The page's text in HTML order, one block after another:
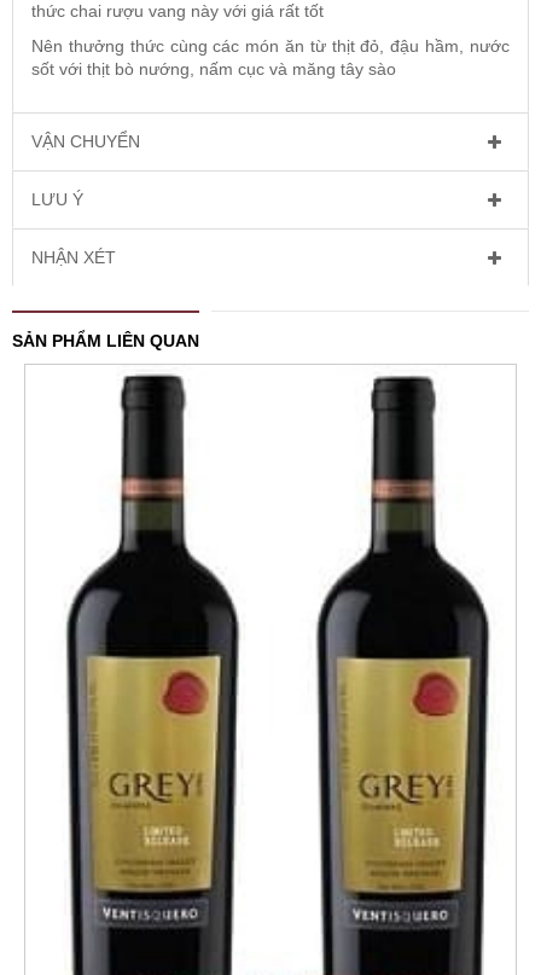
thức chai rượu vang này với giá rất tốt
Nên thưởng thức cùng các món ăn từ thịt đỏ, đậu hầm, nước
sốt với thịt bò nướng, nấm cục và măng tây sào
VẬN CHUYỂN
LƯU Ý
NHẬN XÉT
SẢN PHẨM LIÊN QUAN